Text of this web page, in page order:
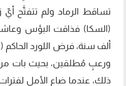
تساقط الرماد ولم تتفتَّح
(السكا) فذاقت البؤس
ألف سنة، فرض اللورد
ورعبٍ مُطلقين، بحيث بات
ذلك، عندما ضاع الأمل